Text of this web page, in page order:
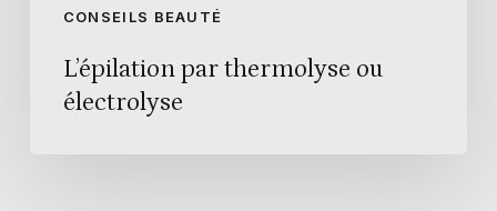
CONSEILS BEAUTÉ
L’épilation par thermolyse ou
électrolyse